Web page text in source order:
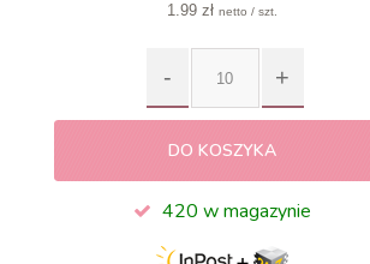
1.99 zł netto / szt.
DO KOSZYKA
420 w magazynie